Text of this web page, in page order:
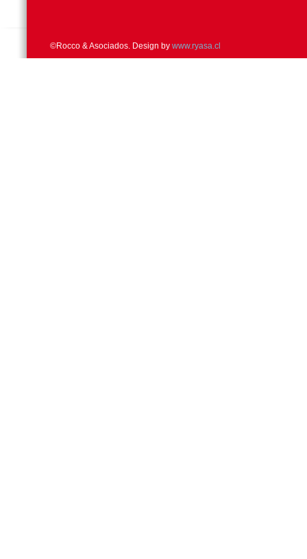
©Rocco & Asociados. Design by www.ryasa.cl